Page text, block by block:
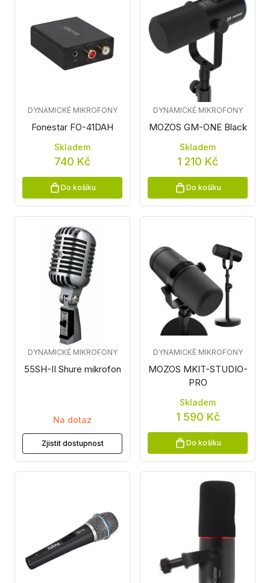
Fonestar FO-41DAH
DYNAMICKÉ MIKROFONY
Skladem
740 Kč
Do košíku
MOZOS GM-ONE Black
DYNAMICKÉ MIKROFONY
Skladem
1 210 Kč
Do košíku
55SH-II Shure mikrofon
DYNAMICKÉ MIKROFONY
Na dotaz
Zjistit dostupnost
MOZOS MKIT-STUDIO-
PRO
DYNAMICKÉ MIKROFONY
Skladem
1 590 Kč
Do košíku